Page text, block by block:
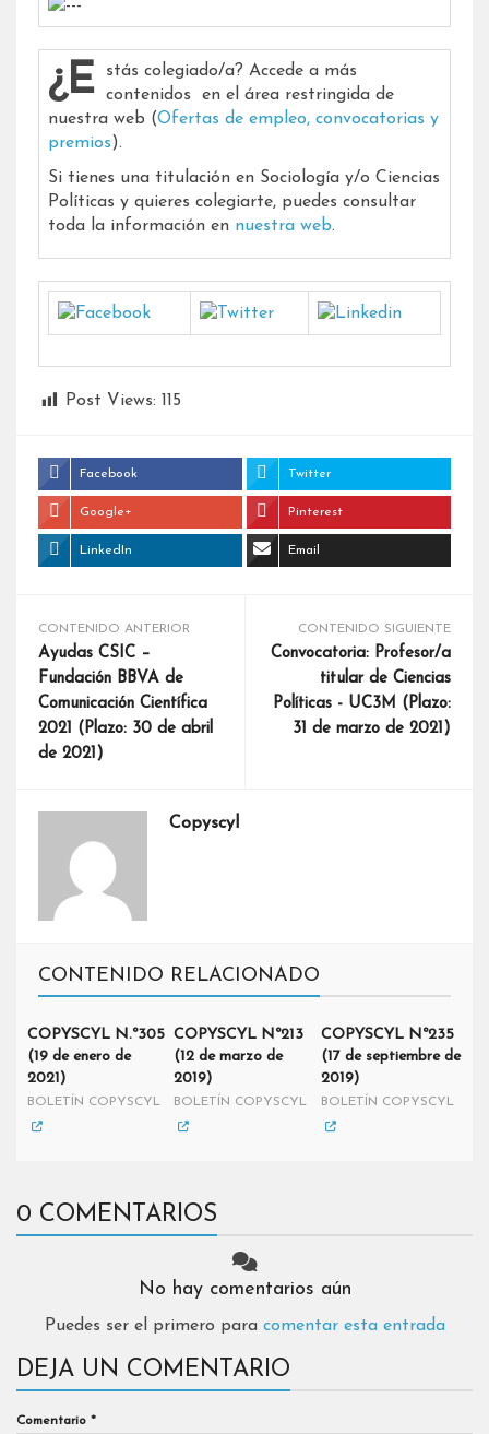
¿Estás colegiado/a? Accede a más
contenidos en el área restringida de
nuestra web (Ofertas de empleo, convocatorias y
premios).
Si tienes una titulación en Sociología y/o Ciencias
Políticas y quieres colegiarte, puedes consultar
toda la información en nuestra web.
Post Views: 115
Facebook Twitter
Google+ Pinterest
LinkedIn Email
CONTENIDO ANTERIOR
Ayudas CSIC –
Fundación BBVA de
Comunicación Científica
2021 (Plazo: 30 de abril
de 2021)
CONTENIDO SIGUIENTE
Convocatoria: Profesor/a
titular de Ciencias
Políticas - UC3M (Plazo:
31 de marzo de 2021)
Copyscyl
CONTENIDO RELACIONADO
COPYSCYL N.º305
(19 de enero de
2021)
BOLETÍN COPYSCYL
COPYSCYL Nº213
(12 de marzo de
2019)
BOLETÍN COPYSCYL
COPYSCYL Nº235
(17 de septiembre de
2019)
BOLETÍN COPYSCYL
0 COMENTARIOS
No hay comentarios aún
Puedes ser el primero para comentar esta entrada
DEJA UN COMENTARIO
Comentario *